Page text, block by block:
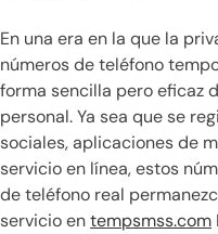
En una era en la que la
números de teléfono
forma sencilla pero eficaz
personal. Ya sea que se
sociales, aplicaciones de
servicio en línea, estos
de teléfono real
servicio entempsmss.com